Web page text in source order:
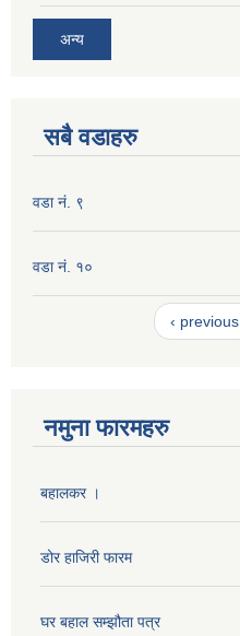
अन्य
सबै वडाहरु
वडा नं. ९
वडा नं. १०
‹ previous
नमुना फारमहरु
बहालकर ।
डोर हाजिरी फारम
घर बहाल सम्झौता पत्र